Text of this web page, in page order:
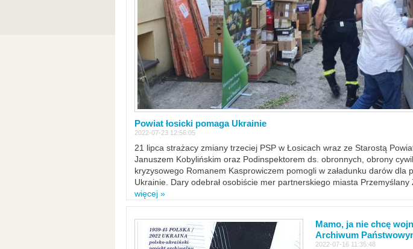
Powiat łosicki pomaga Ukrainie
2022-07-23 12:56:05
21 lipca strażacy zmiany trzeciej PSP w Łosicach wraz ze Starostą
Januszem Kobylińskim oraz Podinspektorem ds. obronnych, obrony
kryzysowego Romanem Kasprowiczem pomogli w załadunku darów dla
Ukrainie. Dary odebrał osobiście mer partnerskiego miasta Przemyślany
więcej »
Mamo, ja nie chcę
Archiwum
2022-07-16 11:35:48